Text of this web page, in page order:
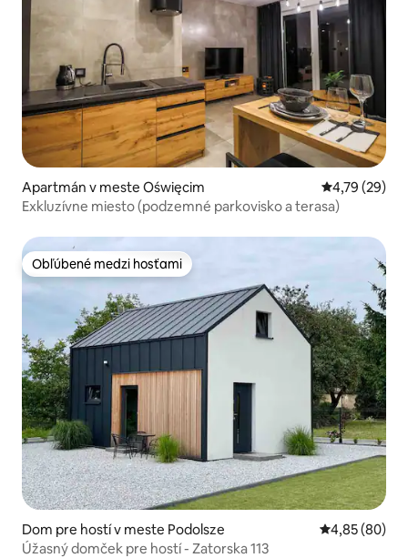
Apartmán v meste Oświęcim Priemerné
4,79 (29)
Exkluzívne miesto (podzemné parkovisko a terasa)
Obľúbené medzi hosťami
Obľúbené medzi hosťami
Dom pre hostí v meste Podolsze Priemerné
4,85 (80)
Úžasný domček pre hostí - Zatorska 113